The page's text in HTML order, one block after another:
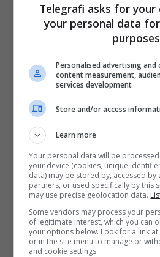
Telegrafi asks for your
your personal data
Personalised advertising
content measurement,
services development
Store and/or access
Learn more
Your personal data will be
your device (cookies, unique
data) may be stored by, accessed by
partners, or used specifically by this
may use precise geolocation data.
Some vendors may process your
of legitimate interest, which you can
your options below. Look for a link
or in the site menu to manage or
and cookie settings.